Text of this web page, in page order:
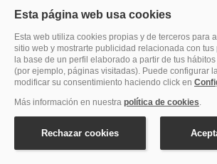
Becas Prefortia
Becas Excelencia Comunidad de Madrid
Becas Segunda Oportunidad
Becas Salario